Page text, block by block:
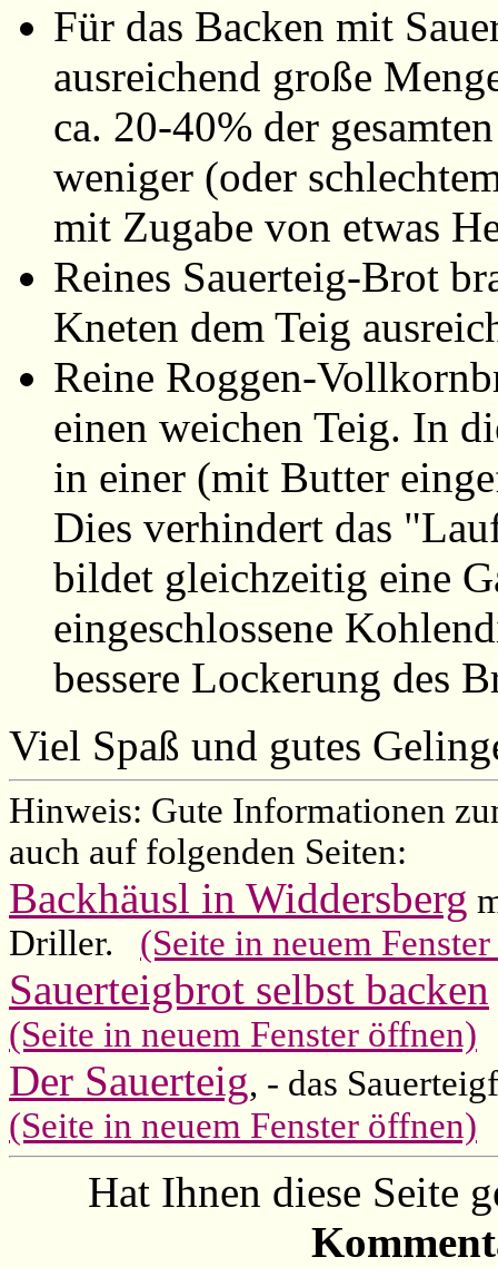
Für das Backen mit
ausreichend große
ca. 20-40% der
weniger (oder
mit Zugabe von etwas
Reines Sauerteig-Brot
Kneten dem Teig
Reine Roggen-
einen weichen Teig. In
in einer (mit Butter
Dies verhindert das
bildet gleichzeitig eine
eingeschlossene
bessere Lockerung des
Viel Spaß und gutes
Hinweis: Gute Informationen
auch auf folgenden Seiten:
Backhäusl in Widdersberg
Driller. (Seite in neuem
Sauerteigbrot selbst backen
(Seite in neuem Fenster öffnen)
Der Sauerteig, - das
(Seite in neuem Fenster öffnen)
Hat Ihnen diese Seite